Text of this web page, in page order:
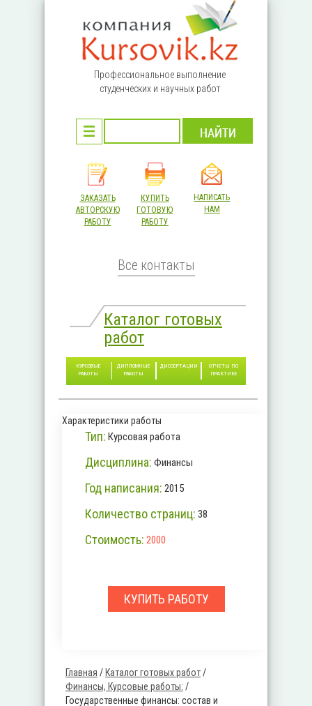
Профессиональное выполнение
студенческих и научных работ
ЗАКАЗАТЬ
АВТОРСКУЮ
РАБОТУ
КУПИТЬ
ГОТОВУЮ
РАБОТУ
НАПИСАТЬ
НАМ
Все контакты
Каталог готовых
работ
КУРСОВЫЕ
РАБОТЫ
ДИПЛОМНЫЕ
РАБОТЫ
ДИССЕРТАЦИИ
ОТЧЕТЫ ПО
ПРАКТИКЕ
Вы здесь
Главная / Каталог готовых работ/
Финансы, Курсовые работы: /
Государственные финансы: состав и
Характеристики работы
Тип: Курсовая работа
Дисциплина: Финансы
Год написания: 2015
Количество страниц: 38
Стоимость: 2000
КУПИТЬ РАБОТУ